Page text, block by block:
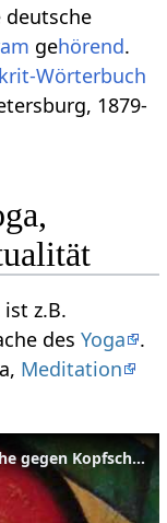
gehörend.
Wörterbuch
1879-
z.B.
desYoga
.
Meditation
Kein Kopfweh mehr - Yoga Übungsreihe gegen Kopfschmerzen